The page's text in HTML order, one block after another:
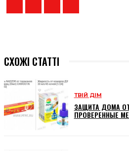
СХОЖІ СТАТТІ
ТВІЙ ДІМ
ЗАЩИТА ДОМА
ПРОВЕРЕННЫЕ